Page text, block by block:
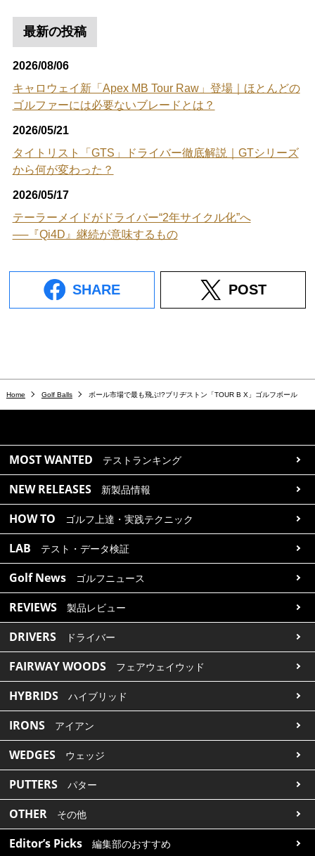
最新の投稿
2026/08/06
キャロウェイ新「Apex MB Tour Raw」登場｜ほとんどの
ゴルファーには必要ないブレードとは？
2026/05/21
タイトリスト「GTS」ドライバー徹底解説｜GTシリーズ
から何が変わった？
2026/05/17
テーラーメイドがドライバー“2年サイクル化”へ
──『Qi4D』継続が意味するもの
SHARE POST
Home Golf Balls ボール市場で最も飛ぶ!?ブリヂストン「TOUR B X」ゴルフボール
MOST WANTED テストランキング
NEW RELEASES 新製品情報
HOW TO ゴルフ上達・実践テクニック
LAB テスト・データ検証
Golf News ゴルフニュース
REVIEWS 製品レビュー
DRIVERS ドライバー
FAIRWAY WOODS フェアウェイウッド
HYBRIDS ハイブリッド
IRONS アイアン
WEDGES ウェッジ
PUTTERS パター
OTHER その他
Editor’s Picks 編集部のおすすめ